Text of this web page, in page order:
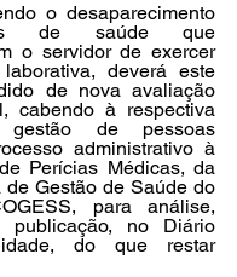
o desaparecimento
de saúde que
o servidor de exercer
deverá este
de nova avaliação
cabendo à respectiva
de pessoas
administrativo à
Perícias Médicas, da
de Gestão de Saúde do
para análise,
publicação, no Diário
do que restar